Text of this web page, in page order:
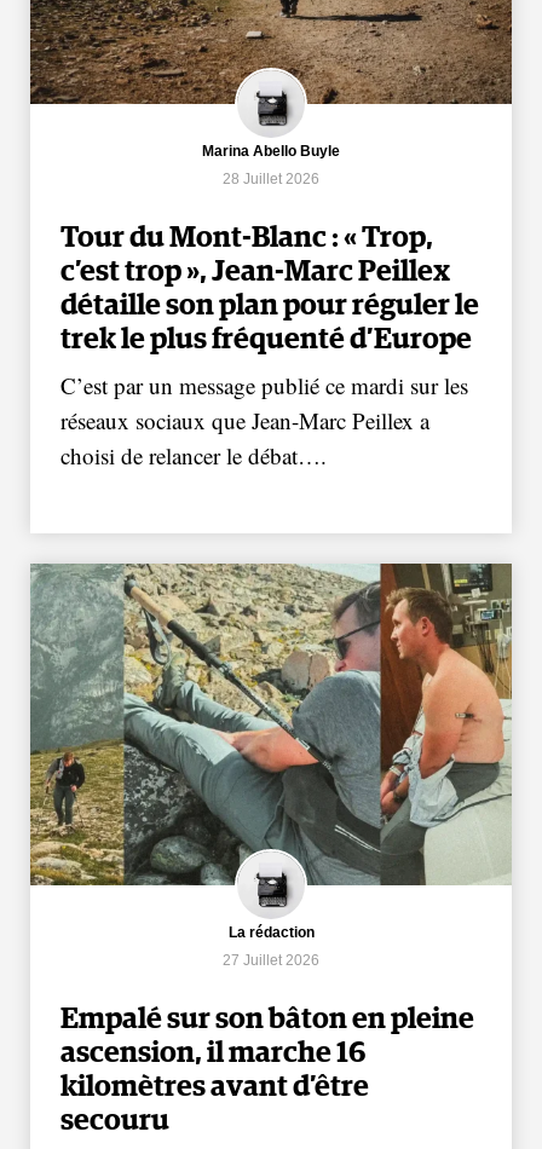
Marina Abello Buyle
28 Juillet 2026
Tour du Mont-Blanc : « Trop,
c’est trop », Jean-Marc Peillex
détaille son plan pour réguler le
trek le plus fréquenté d’Europe
C’est par un message publié ce mardi sur les
réseaux sociaux que Jean-Marc Peillex a
choisi de relancer le débat….
La rédaction
27 Juillet 2026
Empalé sur son bâton en pleine
ascension, il marche 16
kilomètres avant d’être
secouru